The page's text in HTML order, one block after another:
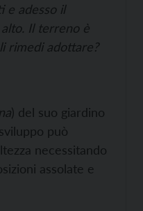
e adesso il
Il terreno è
rimedi adottare?
) del suo giardino
può
necessitando
assolate e